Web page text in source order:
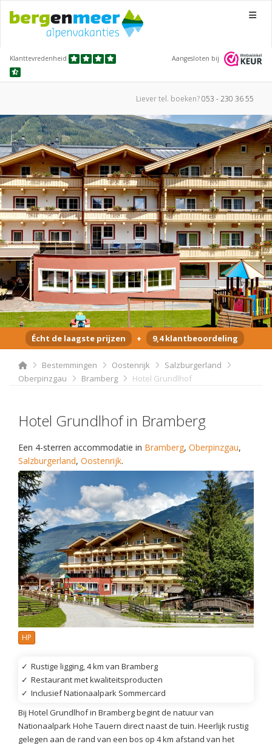
Menu
Klanttevredenheid Aangesloten bij
Liever tel. boeken?053 - 230 36 55
Écht de laagste prijzen + 9,4 klantbeoordeling
Bestemmingen Oostenrijk
Salzburgerland
Oberpinzgau
Bramberg Hotel Grundlhof
Hotel Grundlhof in Bramberg
Een 4-sterren accommodatie in Bramberg, Oberpinzgau,
Salzburgerland, Oostenrijk.
HP
✓ Rustige ligging, 4 km van Bramberg
✓ Restaurant met kwaliteitsproducten
✓ Inclusief Nationaalpark Sommercard
Bij Hotel Grundlhof in Bramberg begint de natuur van
Nationaalpark Hohe Tauern direct naast de tuin. Heerlijk rustig
gelegen aan de rand van een bos op 4 km afstand van het